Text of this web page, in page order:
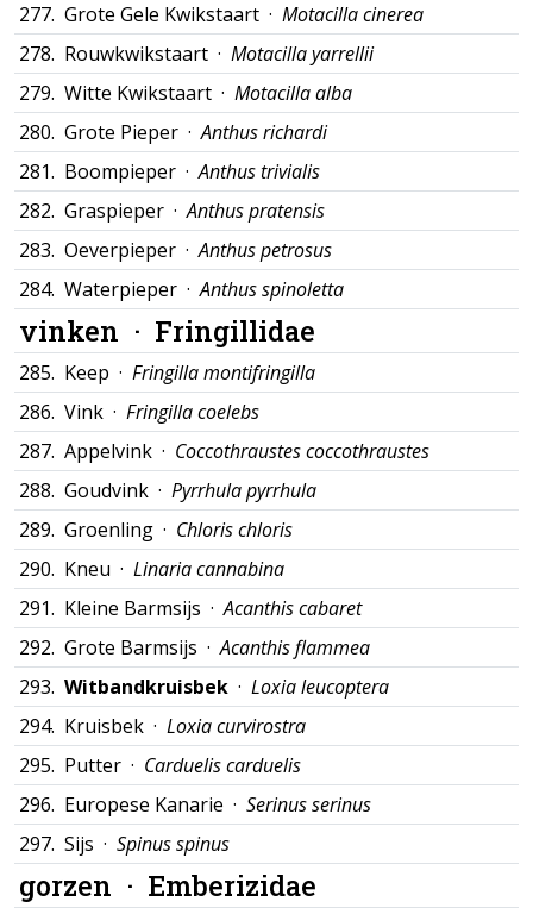
277. Grote Gele Kwikstaart · Motacilla cinerea
278. Rouwkwikstaart · Motacilla yarrellii
279. Witte Kwikstaart · Motacilla alba
280. Grote Pieper ·Anthus richardi
281. Boompieper ·Anthus trivialis
282. Graspieper ·Anthus pratensis
283. Oeverpieper ·Anthus petrosus
284. Waterpieper ·Anthus spinoletta
vinken · Fringillidae
285. Keep · Fringilla montifringilla
286. Vink · Fringilla coelebs
287. Appelvink · Coccothraustes coccothraustes
288. Goudvink · Pyrrhula pyrrhula
289. Groenling · Chloris chloris
290. Kneu · Linaria cannabina
291. Kleine Barmsijs ·Acanthis cabaret
292. Grote Barmsijs ·Acanthis flammea
293. Witbandkruisbek · Loxia leucoptera
294. Kruisbek · Loxia curvirostra
295. Putter · Carduelis carduelis
296. Europese Kanarie · Serinus serinus
297. Sijs · Spinus spinus
gorzen · Emberizidae